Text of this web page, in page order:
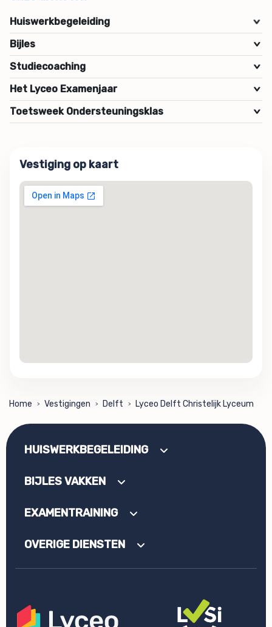
Huiswerkbegeleiding >
Bijles >
Studiecoaching >
Het Lyceo Examenjaar >
Toetsweek Ondersteuningsklas >
Vestiging op kaart
Home > Vestigingen > Delft > Lyceo Delft Christelijk Lyceum
HUISWERKBEGELEIDING
BIJLES VAKKEN
EXAMENTRAINING
OVERIGE DIENSTEN